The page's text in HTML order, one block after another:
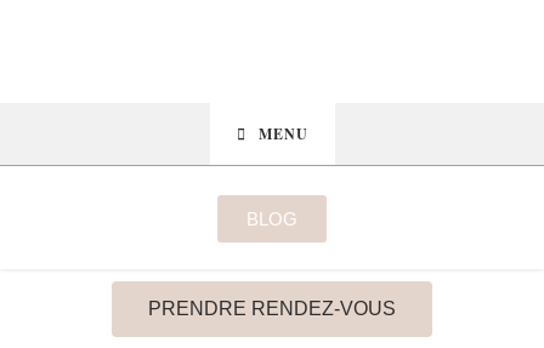
MENU
BLOG
PRENDRE RENDEZ-VOUS